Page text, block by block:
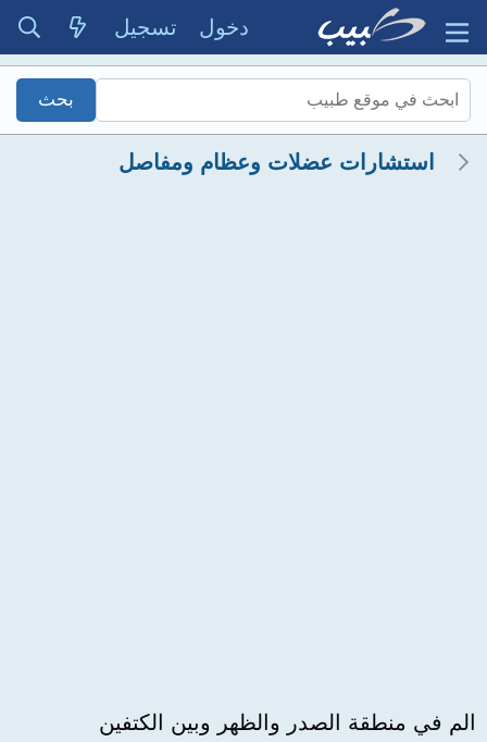
دخول تسجيل
استشارات عضلات وعظام ومفاصل
الم في منطقة الصدر والظهر وبين الكتفين